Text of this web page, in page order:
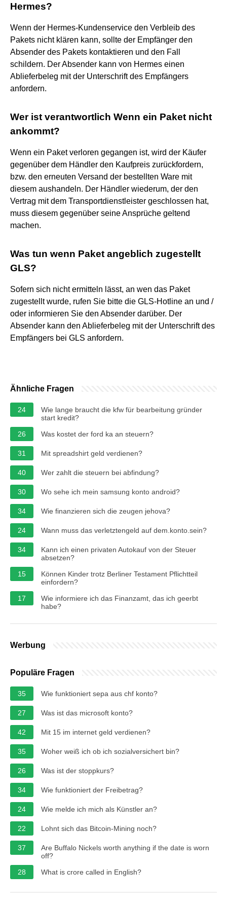
Hermes?
Wenn der Hermes-Kundenservice den Verbleib des
Pakets nicht klären kann, sollte der Empfänger den
Absender des Pakets kontaktieren und den Fall
schildern. Der Absender kann von Hermes einen
Ablieferbeleg mit der Unterschrift des Empfängers
anfordern.
Wer ist verantwortlich Wenn ein Paket nicht
ankommt?
Wenn ein Paket verloren gegangen ist, wird der Käufer
gegenüber dem Händler den Kaufpreis zurückfordern,
bzw. den erneuten Versand der bestellten Ware mit
diesem aushandeln. Der Händler wiederum, der den
Vertrag mit dem Transportdienstleister geschlossen hat,
muss diesem gegenüber seine Ansprüche geltend
machen.
Was tun wenn Paket angeblich zugestellt
GLS?
Sofern sich nicht ermitteln lässt, an wen das Paket
zugestellt wurde, rufen Sie bitte die GLS-Hotline an und /
oder informieren Sie den Absender darüber. Der
Absender kann den Ablieferbeleg mit der Unterschrift des
Empfängers bei GLS anfordern.
Ähnliche Fragen
24
Wie lange braucht die kfw für bearbeitung gründer
start kredit?
26
Was kostet der ford ka an steuern?
31 Mit spreadshirt geld verdienen?
40 Wer zahlt die steuern bei abfindung?
30 Wo sehe ich mein samsung konto android?
34 Wie finanzieren sich die zeugen jehova?
24 Wann muss das verletztengeld auf dem.konto.sein?
34
Kann ich einen privaten Autokauf von der Steuer
absetzen?
15
Können Kinder trotz Berliner Testament Pflichtteil
einfordern?
17
Wie informiere ich das Finanzamt, das ich geerbt
habe?
Werbung
Populäre Fragen
35 Wie funktioniert sepa aus chf konto?
27 Was ist das microsoft konto?
42 Mit 15 im internet geld verdienen?
35 Woher weiß ich ob ich sozialversichert bin?
26 Was ist der stoppkurs?
34 Wie funktioniert der Freibetrag?
24 Wie melde ich mich als Künstler an?
22 Lohnt sich das Bitcoin-Mining noch?
37
Are Buffalo Nickels worth anything if the date is worn
off?
28
What is crore called in English?